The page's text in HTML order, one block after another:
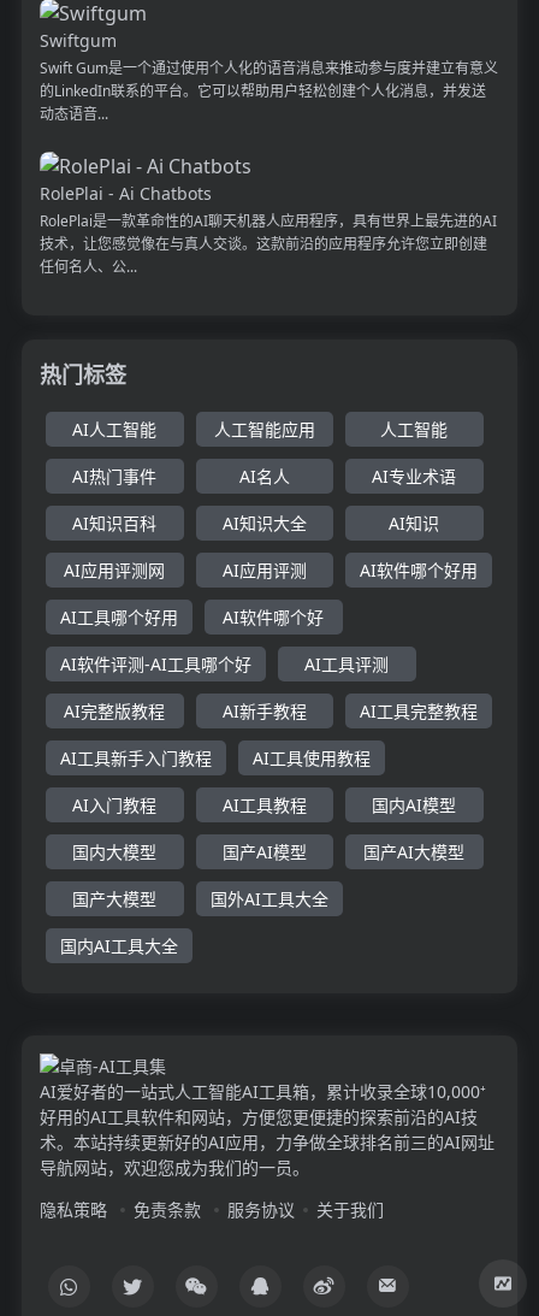
Swiftgum
Swift Gum是一个通过使用个人化的语音消息来推动参与度并建立有意义
的LinkedIn联系的平台。它可以帮助用户轻松创建个人化消息，并发送
动态语音...
RolePlai - Ai Chatbots
RolePlai是一款革命性的AI聊天机器人应用程序，具有世界上最先进的AI
技术，让您感觉像在与真人交谈。这款前沿的应用程序允许您立即创建
任何名人、公...
热门标签
AI人工智能 人工智能应用 人工智能
AI热门事件 AI名人 AI专业术语
AI知识百科 AI知识大全 AI知识
AI应用评测网 AI应用评测 AI软件哪个好用
AI工具哪个好用 AI软件哪个好
AI软件评测-AI工具哪个好 AI工具评测
AI完整版教程 AI新手教程 AI工具完整教程
AI工具新手入门教程 AI工具使用教程
AI入门教程 AI工具教程 国内AI模型
国内大模型 国产AI模型 国产AI大模型
国产大模型 国外AI工具大全
国内AI工具大全
AI爱好者的一站式人工智能AI工具箱，累计收录全球10,000⁺
好用的AI工具软件和网站，方便您更便捷的探索前沿的AI技
术。本站持续更新好的AI应用，力争做全球排名前三的AI网址
导航网站，欢迎您成为我们的一员。
隐私策略
免责条款 服务协议 关于我们